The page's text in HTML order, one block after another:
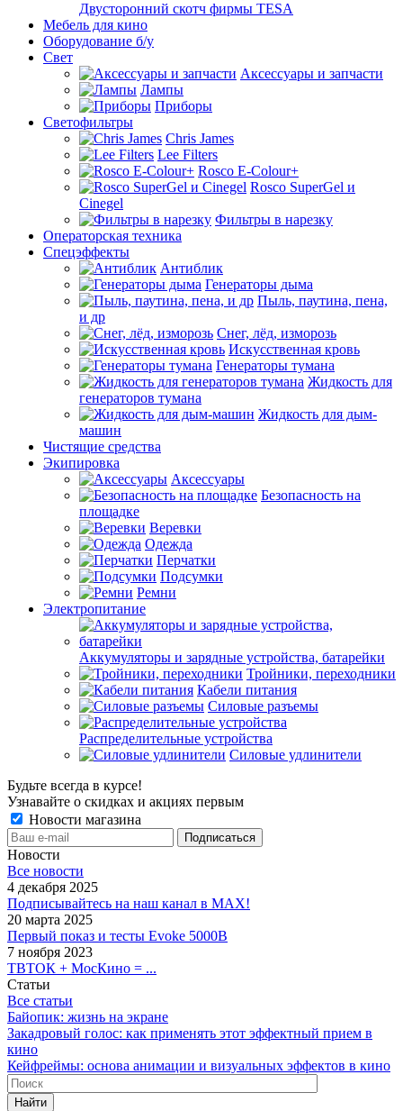
Двусторонний скотч фирмы TESA
Мебель для кино
Оборудование б/у
Свет
Аксессуары и запчасти
Лампы
Приборы
Светофильтры
Chris James
Lee Filters
Rosco E-Colour+
Rosco SuperGel и
Cinegel
Фильтры в нарезку
Операторская техника
Спецэффекты
Антиблик
Генераторы дыма
Пыль, паутина, пена,
и др
Снег, лёд, изморозь
Искусственная кровь
Генераторы тумана
Жидкость для
генераторов тумана
Жидкость для дым-
машин
Чистящие средства
Экипировка
Аксессуары
Безопасность на
площадке
Веревки
Одежда
Перчатки
Подсумки
Ремни
Электропитание
Аккумуляторы и зарядные устройства, батарейки
Тройники, переходники
Кабели питания
Силовые разъемы
Распределительные устройства
Силовые удлинители
Будьте всегда в курсе!
Узнавайте о скидках и акциях первым
Новости магазина
Новости
Все новости
4 декабря 2025
Подписывайтесь на наш канал в MAX!
20 марта 2025
Первый показ и тесты Evoke 5000B
7 ноября 2023
ТВТОК + МосКино = ...
Статьи
Все статьи
Байопик: жизнь на экране
Закадровый голос: как применять этот эффектный прием в
кино
Кейфреймы: основа анимации и визуальных эффектов в кино
Найти